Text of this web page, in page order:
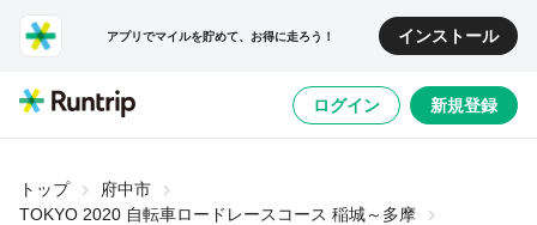
アプリでマイルを貯めて、お得に走ろう！ インストール
ログイン 新規登録
トップ
府中市
TOKYO 2020 自転車ロードレースコース 稲城～多摩